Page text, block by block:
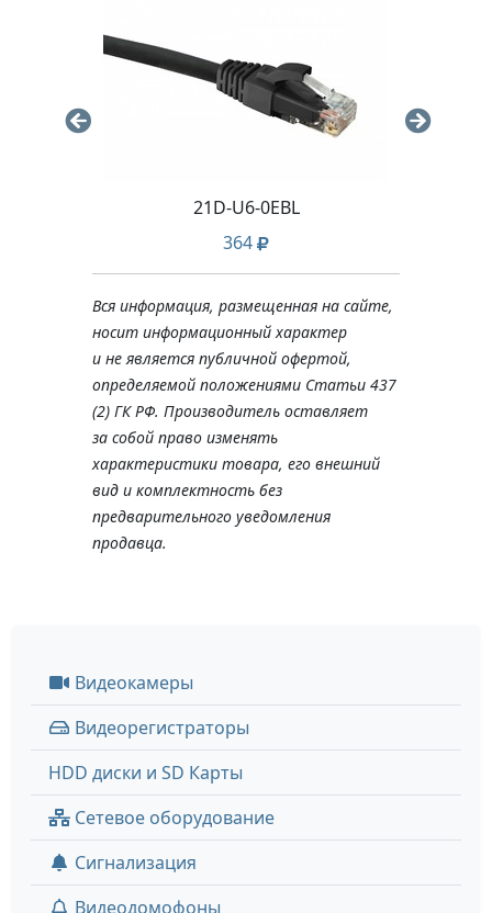
21D-U6-0EBL
364
Вся информация, размещенная на сайте,
носит информационный характер
и не является публичной офертой,
определяемой положениями Статьи 437
(2) ГК РФ. Производитель оставляет
за собой право изменять
характеристики товара, его внешний
вид и комплектность без
предварительного уведомления
продавца.
Видеокамеры
Видеорегистраторы
HDD диски и SD Карты
Сетевое оборудование
Сигнализация
Видеодомофоны